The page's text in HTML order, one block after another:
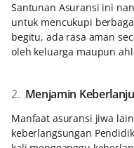
Santunan Asuransi ini
untuk mencukupi
begitu, ada rasa aman
oleh keluarga maupun
2. Menjamin
Manfaat asuransi jiwa
keberlangsungan